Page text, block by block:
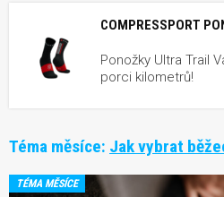
COMPRESSPORT
Ponožky Ultra Trail
porci kilometrů!
Téma měsíce: Jak vybrat
TÉMA MĚSÍCE